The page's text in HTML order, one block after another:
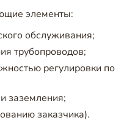
элементы:
обслуживания;
трубопроводов;
регулировки по
заземления;
заказчика).